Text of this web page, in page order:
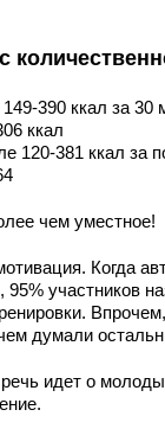
390 ккал за 30
ккал
120-381 ккал за
чем уместное!
Когда
95% участников
думали
речь идет о